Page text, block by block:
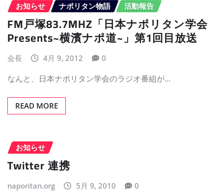
お知らせ ナポリタン物語 活動報告
FM戸塚83.7MHZ「日本ナポリタン学会
Presents~横濱ナポ道~」第1回目放送
会長 4月 9, 2012 0
なんと、日本ナポリタン学会のラジオ番組が…
READ MORE
お知らせ
Twitter 連携
naporitan.org 5月 9, 2010 0